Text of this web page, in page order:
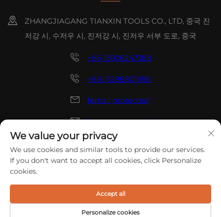
ZHANGJIAGANG TIANXIN TOOLS CO., LTD, 중국 진
저강 시, 수저우 시, 진저강 시, 진저우 서부 도로, 중국
+86-13906247388
+86-15298801898
[email protected]
[email protected]
저작권 © 2025 중국 ZHANGJIAGANG TIANXIN TOOLS CO.,
LTD. 모든 권리 예약. 개인정보 보호정책
We value your privacy
We use cookies and similar tools to provide our services.
If you don't want to accept all cookies, click Personalize
cookies.
Personalize cookies
Accept all